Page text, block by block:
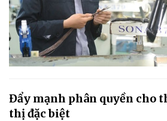
Đẩy mạnh phân quyền cho
thị đặc biệt